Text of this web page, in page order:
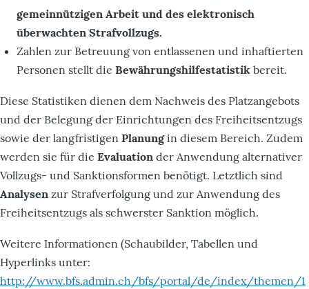
gemeinnützigen Arbeit und des elektronisch
überwachten Strafvollzugs.
Zahlen zur Betreuung von entlassenen und inhaftierten
Personen stellt die Bewährungshilfestatistik bereit.
Diese Statistiken dienen dem Nachweis des Platzangebots
und der Belegung der Einrichtungen des Freiheitsentzugs
sowie der langfristigen Planungin diesem Bereich. Zudem
werden sie für die Evaluation der Anwendung alternativer
Vollzugs- und Sanktionsformen benötigt. Letztlich sind
Analysen zur Strafverfolgung und zur Anwendung des
Freiheitsentzugs als schwerster Sanktion möglich.
Weitere Informationen (Schaubilder, Tabellen und
Hyperlinks unter:
http://www.bfs.admin.ch/bfs/portal/de/index/themen/1